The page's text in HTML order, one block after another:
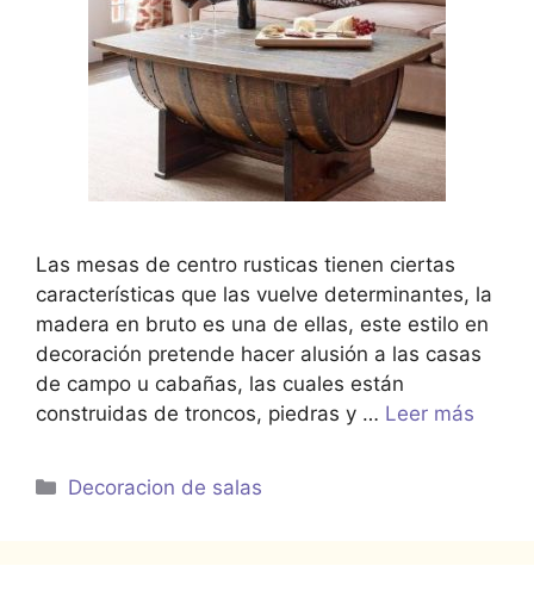
Las mesas de centro rusticas tienen ciertas
características que las vuelve determinantes, la
madera en bruto es una de ellas, este estilo en
decoración pretende hacer alusión a las casas
de campo u cabañas, las cuales están
construidas de troncos, piedras y … Leer más
Categorías
Decoracion de salas